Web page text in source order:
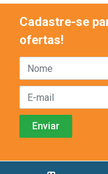
Cadastre-se
ofertas!